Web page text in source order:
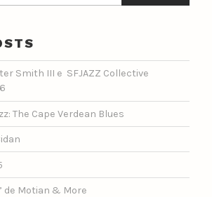
Smith III e SFJAZZ Collective
The Cape Verdean Blues
de Motian & More